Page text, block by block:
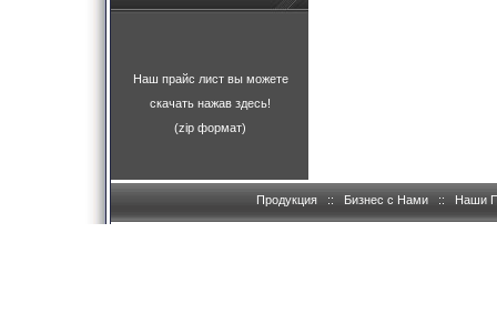
Наш прайс лист вы можете
скачать нажав здесь!
(zip формат)
Продукция :: Бизнес с Нами :: Наши